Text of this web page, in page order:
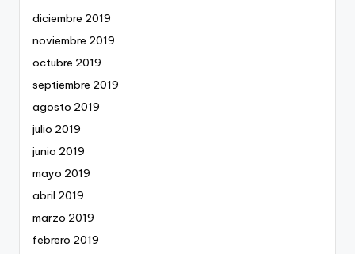
diciembre 2019
noviembre 2019
octubre 2019
septiembre 2019
agosto 2019
julio 2019
junio 2019
mayo 2019
abril 2019
marzo 2019
febrero 2019